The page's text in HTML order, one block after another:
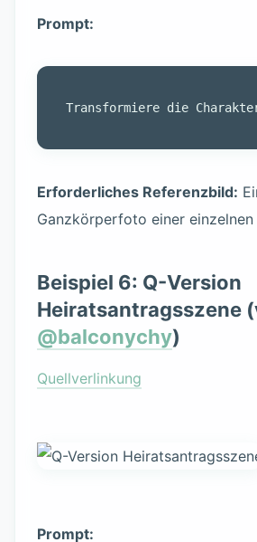
Prompt:
Erforderliches Referenzbild:
Ganzkörperfoto einer einzelnen
Beispiel 6: Q-Version
Heiratsantragsszene
@balconychy)
Quellverlinkung
Prompt: